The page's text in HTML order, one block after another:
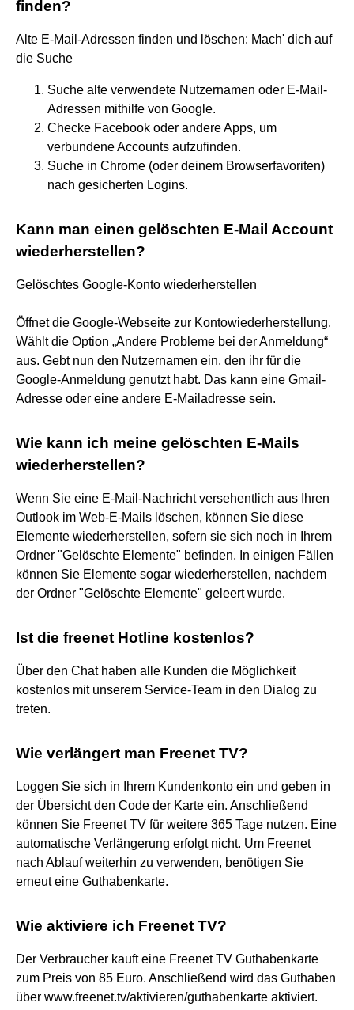
finden?
Alte E-Mail-Adressen finden und löschen: Mach' dich auf
die Suche
Suche alte verwendete Nutzernamen oder E-Mail-
Adressen mithilfe von Google.
Checke Facebook oder andere Apps, um
verbundene Accounts aufzufinden.
Suche in Chrome (oder deinem Browserfavoriten)
nach gesicherten Logins.
Kann man einen gelöschten E-Mail Account
wiederherstellen?
Gelöschtes Google-Konto wiederherstellen
Öffnet die Google-Webseite zur Kontowiederherstellung.
Wählt die Option „Andere Probleme bei der Anmeldung“
aus. Gebt nun den Nutzernamen ein, den ihr für die
Google-Anmeldung genutzt habt. Das kann eine Gmail-
Adresse oder eine andere E-Mailadresse sein.
Wie kann ich meine gelöschten E-Mails
wiederherstellen?
Wenn Sie eine E-Mail-Nachricht versehentlich aus Ihren
Outlook im Web-E-Mails löschen, können Sie diese
Elemente wiederherstellen, sofern sie sich noch in Ihrem
Ordner "Gelöschte Elemente" befinden. In einigen Fällen
können Sie Elemente sogar wiederherstellen, nachdem
der Ordner "Gelöschte Elemente" geleert wurde.
Ist die freenet Hotline kostenlos?
Über den Chat haben alle Kunden die Möglichkeit
kostenlos mit unserem Service-Team in den Dialog zu
treten.
Wie verlängert man Freenet TV?
Loggen Sie sich in Ihrem Kundenkonto ein und geben in
der Übersicht den Code der Karte ein. Anschließend
können Sie Freenet TV für weitere 365 Tage nutzen. Eine
automatische Verlängerung erfolgt nicht. Um Freenet
nach Ablauf weiterhin zu verwenden, benötigen Sie
erneut eine Guthabenkarte.
Wie aktiviere ich Freenet TV?
Der Verbraucher kauft eine Freenet TV Guthabenkarte
zum Preis von 85 Euro. Anschließend wird das Guthaben
über www.freenet.tv/aktivieren/guthabenkarte aktiviert.